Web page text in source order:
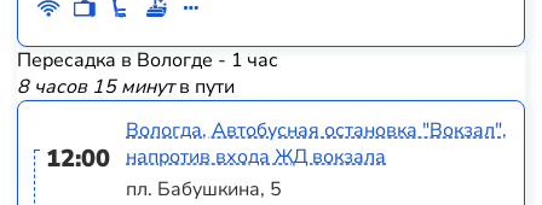
Пересадка в Вологде - 1 час
8 часов 15 минутв пути
12:00
Вологда, Автобусная остановка "Вокзал",
напротив входа ЖД вокзала
пл. Бабушкина, 5